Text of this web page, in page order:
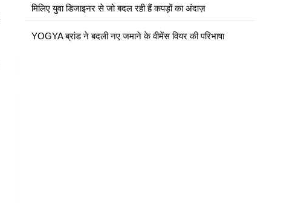
मिलिए युवा डिजाइनर से जो बदल रही हैं कपड़ों का अंदाज़
YOGYA ब्रांड ने बदली नए जमाने के वीमेंस वियर की परिभाषा